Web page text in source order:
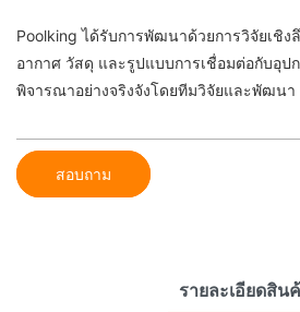
Poolking ได้รับการพัฒนาด้วยการวิจัยเชิ
อากาศ วัสดุ และรูปแบบการเชื่อมต่อกับอุป
พิจารณาอย่างจริงจังโดยทีมวิจัยและพัฒนา
สอบถาม
รายละเอียดสิน